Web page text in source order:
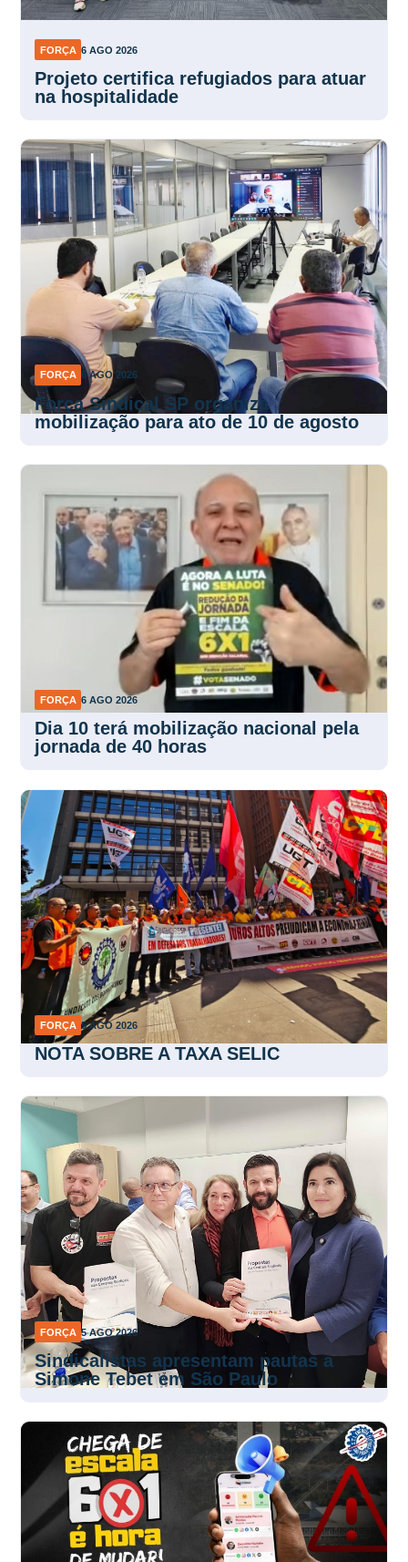
FORÇA 6 AGO 2026
Projeto certifica refugiados para atuar
na hospitalidade
FORÇA 6 AGO 2026
Força Sindical SP organiza
mobilização para ato de 10 de agosto
FORÇA 6 AGO 2026
Dia 10 terá mobilização nacional pela
jornada de 40 horas
FORÇA 5 AGO 2026
NOTA SOBRE A TAXA SELIC
FORÇA 5 AGO 2026
Sindicalistas apresentam pautas a
Simone Tebet em São Paulo